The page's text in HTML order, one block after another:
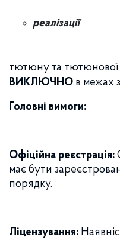
реалізації
тютюну та тютюнової
ВИКЛЮЧНО в межах
Головні вимоги:
Офіційна реєстрація:
має бути
порядку.
Ліцензування: